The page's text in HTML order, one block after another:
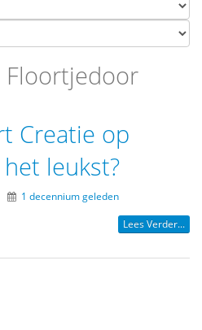
Floortjedoor
Creatie op
leukst?
1 decennium geleden
Lees Verder...